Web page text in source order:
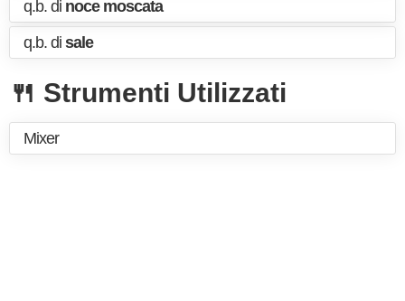
q.b. di noce moscata
q.b. di sale
🍴 Strumenti Utilizzati
Mixer